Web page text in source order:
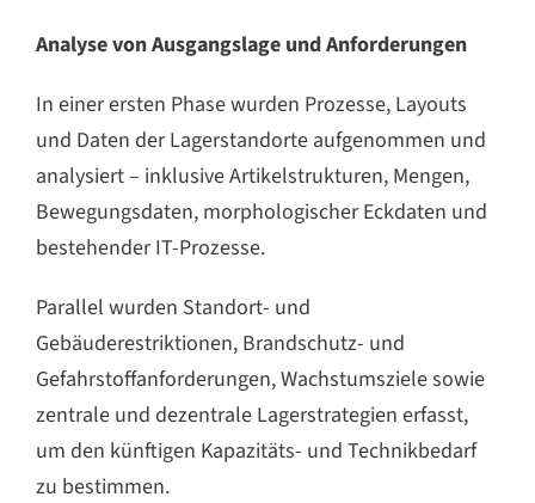
Analyse von Ausgangslage und Anforderungen
In einer ersten Phase wurden Prozesse, Layouts
und Daten der Lagerstandorte aufgenommen und
analysiert – inklusive Artikelstrukturen, Mengen,
Bewegungsdaten, morphologischer Eckdaten und
bestehender IT-Prozesse.
Parallel wurden Standort- und
Gebäuderestriktionen, Brandschutz- und
Gefahrstoffanforderungen, Wachstumsziele sowie
zentrale und dezentrale Lagerstrategien erfasst,
um den künftigen Kapazitäts- und Technikbedarf
zu bestimmen.